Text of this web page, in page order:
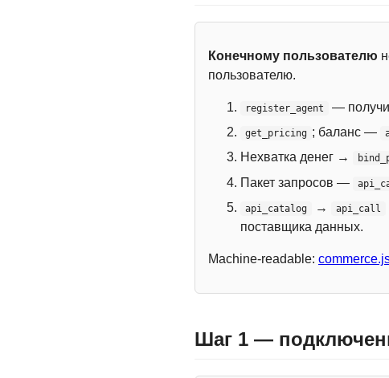
Конечному пользователю
пользователю.
register_agent —
get_pricing ; баланс —
Нехватка денег →
Пакет запросов —
api_catalog → api_call
поставщика данных.
Machine-readable:
Шаг 1 —